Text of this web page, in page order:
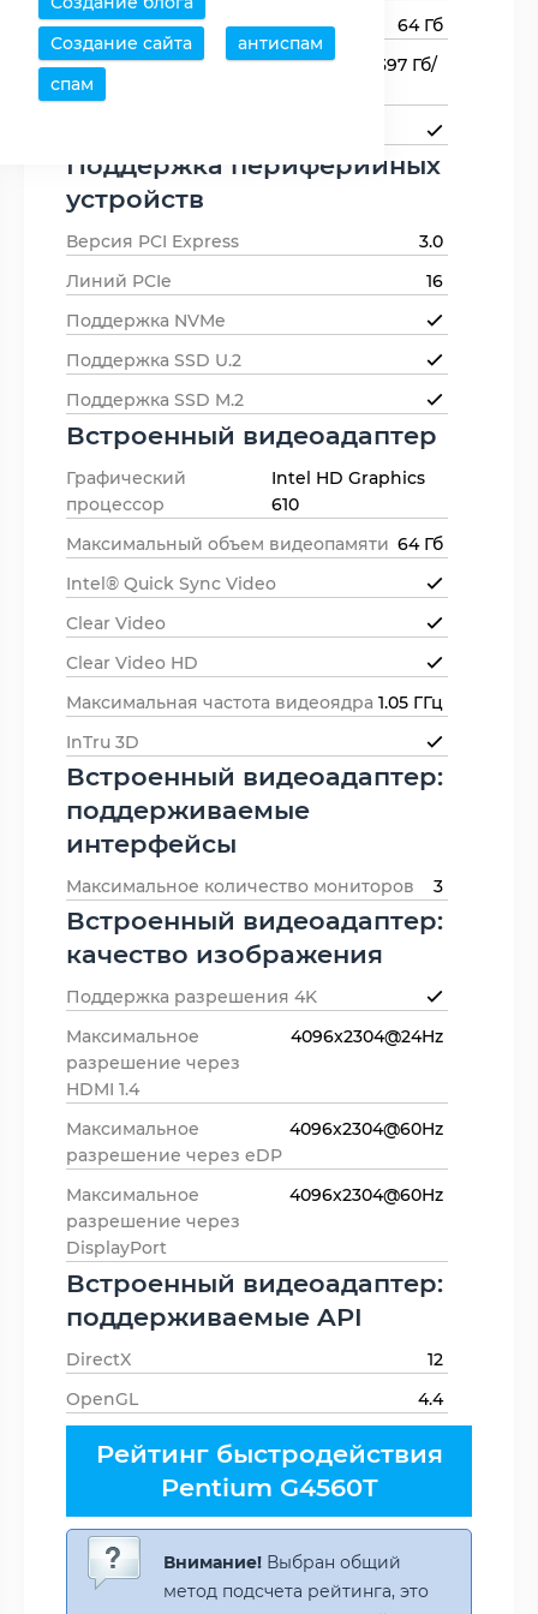
Создание сайта
антиспам
спам
Максимальный объем памяти
64 Гб
Пропускная способность
памяти
38.397 Гб/
Поддержка периферийных
устройств
Версия PCI Express
3.0
Линий PCIe
16
Поддержка NVMe
Поддержка SSD U.2
Поддержка SSD M.2
Встроенный видеоадаптер
Графический
процессор
Intel HD Graphics
610
Максимальный объем видеопамяти 64 Гб
Intel® Quick Sync Video
Clear Video
Clear Video HD
Максимальная частота видеоядра 1.05 ГГц
InTru 3D
Встроенный видеоадаптер:
поддерживаемые
интерфейсы
Максимальное количество мониторов 3
Встроенный видеоадаптер:
качество изображения
Поддержка разрешения 4K
Максимальное
разрешение через
HDMI 1.4
4096x2304@24Hz
Максимальное
разрешение через eDP
4096x2304@60Hz
Максимальное
разрешение через
DisplayPort
4096x2304@60Hz
Встроенный видеоадаптер:
поддерживаемые API
DirectX
12
OpenGL
4.4
Рейтинг быстродействия
Pentium G4560T
Внимание! Выбран общий
метод подсчета рейтинга, это